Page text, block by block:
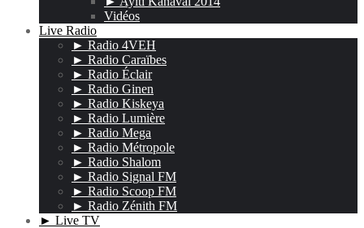
Vidéos
Live Radio
► Radio 4VEH
► Radio Caraïbes
► Radio Éclair
► Radio Ginen
► Radio Kiskeya
► Radio Lumière
► Radio Mega
► Radio Métropole
► Radio Shalom
► Radio Signal FM
► Radio Scoop FM
► Radio Zénith FM
► Live TV